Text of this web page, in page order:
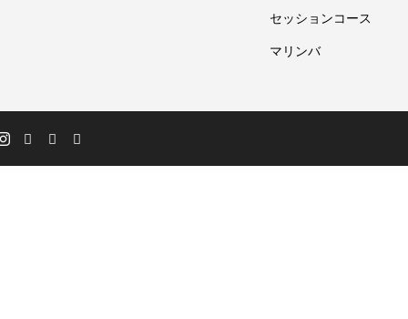
セッションコース
マリンバ